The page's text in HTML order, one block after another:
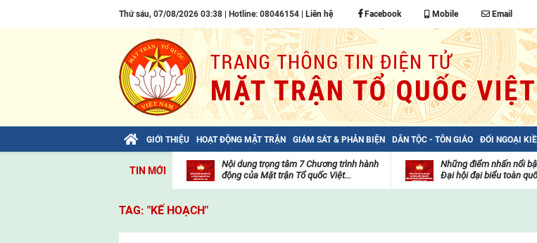
Thứ sáu, 07/08/2026 03:38 | Hotline: 08046154 | Liên hệ Facebook Mobile Email
GIỚI THIỆU HOẠT ĐỘNG MẶT TRẬN GIÁM SÁT & PHẢN BIỆN DÂN TỘC - TÔN GIÁO ĐỐI NGOẠI
TIN MỚI
Bài viết của Tổng Bí thư Tô Lâm: TIẾN
viện
Nội dung trọng tâm 7 Chương trình hành
động của Mặt trận Tổ quốc Việt...
Những điểm nhấn nổi
Đại hội đại biểu toàn
TAG: "KẾ HOẠCH"